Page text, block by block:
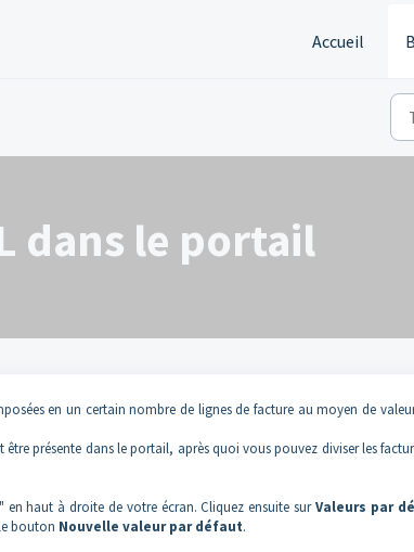
Accueil
dans le portail
en un certain nombre de lignes de facture au moyen de
présente dans le portail, après quoi vous pouvez diviser les
" en haut à droite de votre écran. Cliquez ensuite surValeurs par
bouton Nouvelle valeur par défaut.